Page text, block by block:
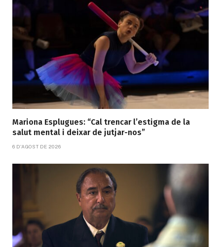
Mariona Esplugues: “Cal trencar l’estigma de la
salut mental i deixar de jutjar-nos”
6 D'AGOST DE 2026